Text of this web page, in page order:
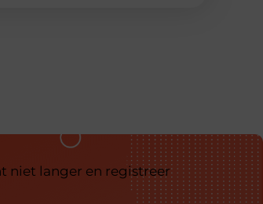
niet langer en registreer